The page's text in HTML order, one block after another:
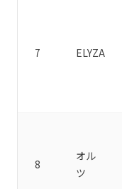
7 ELYZA
8
オル
ツ